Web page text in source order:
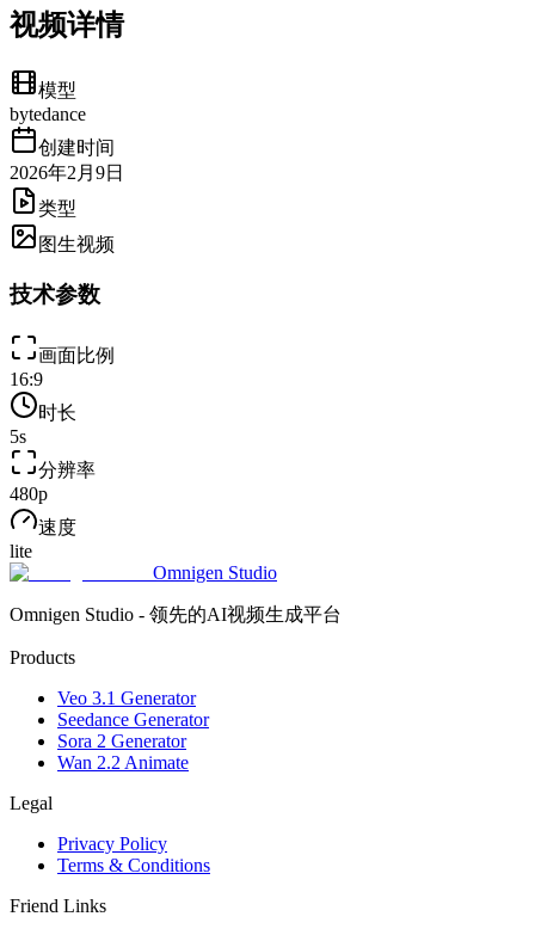
视频详情
模型
bytedance
创建时间
2026年2月9日
类型
图生视频
技术参数
画面比例
16:9
时长
5s
分辨率
480p
速度
lite
Omnigen Studio
Omnigen Studio - 领先的AI视频生成平台
Products
Veo 3.1 Generator
Seedance Generator
Sora 2 Generator
Wan 2.2 Animate
Legal
Privacy Policy
Terms & Conditions
Friend Links